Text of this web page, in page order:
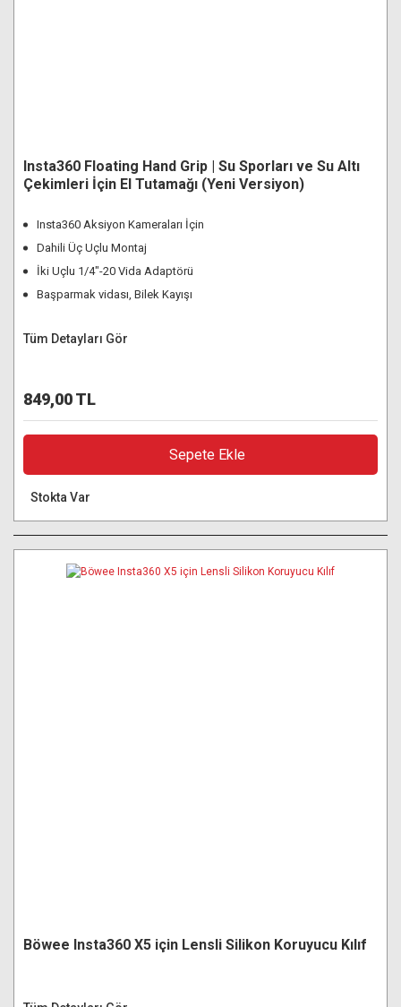
Insta360 Floating Hand Grip | Su Sporları ve Su Altı
Çekimleri İçin El Tutamağı (Yeni Versiyon)
Insta360 Aksiyon Kameraları İçin
Dahili Üç Uçlu Montaj
İki Uçlu 1/4"-20 Vida Adaptörü
Başparmak vidası, Bilek Kayışı
Tüm Detayları Gör
849,00 TL
Sepete Ekle
Stokta Var
Böwee Insta360 X5 için Lensli Silikon Koruyucu Kılıf